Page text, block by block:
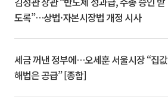
도록”…상법·자본시장법 개정 시사
세금 꺼낸 정부에…오세훈 서울시장 “집값
해법은 공급” [종합]